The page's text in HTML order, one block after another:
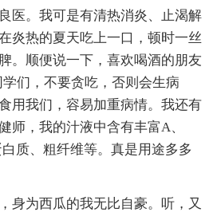
医。我可是有清热消炎、止渴解
炎热的夏天吃上一口，顿时一丝
。顺便说一下，喜欢喝酒的朋友
们，不要贪吃，否则会生病
用我们，容易加重病情。我还有
师，我的汁液中含有丰富A、
质、粗纤维等。真是用途多多
身为西瓜的我无比自豪。听，又